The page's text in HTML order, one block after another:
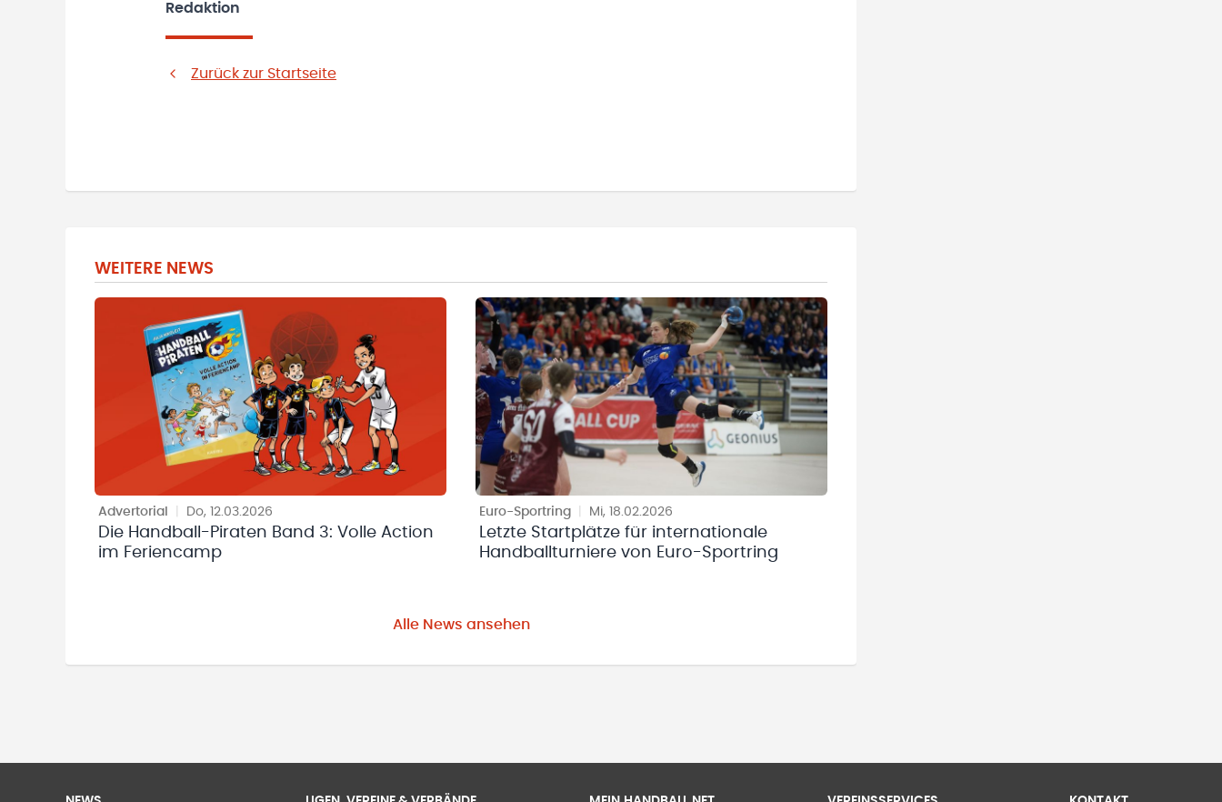
Redaktion
Zurück zur Startseite
WEITERE NEWS
Advertorial Do, 12.03.2026
Die Handball-Piraten Band 3: Volle Action
im Feriencamp
Euro-Sportring Mi, 18.02.2026
Letzte Startplätze für internationale
Handballturniere von Euro-Sportring
Alle News ansehen